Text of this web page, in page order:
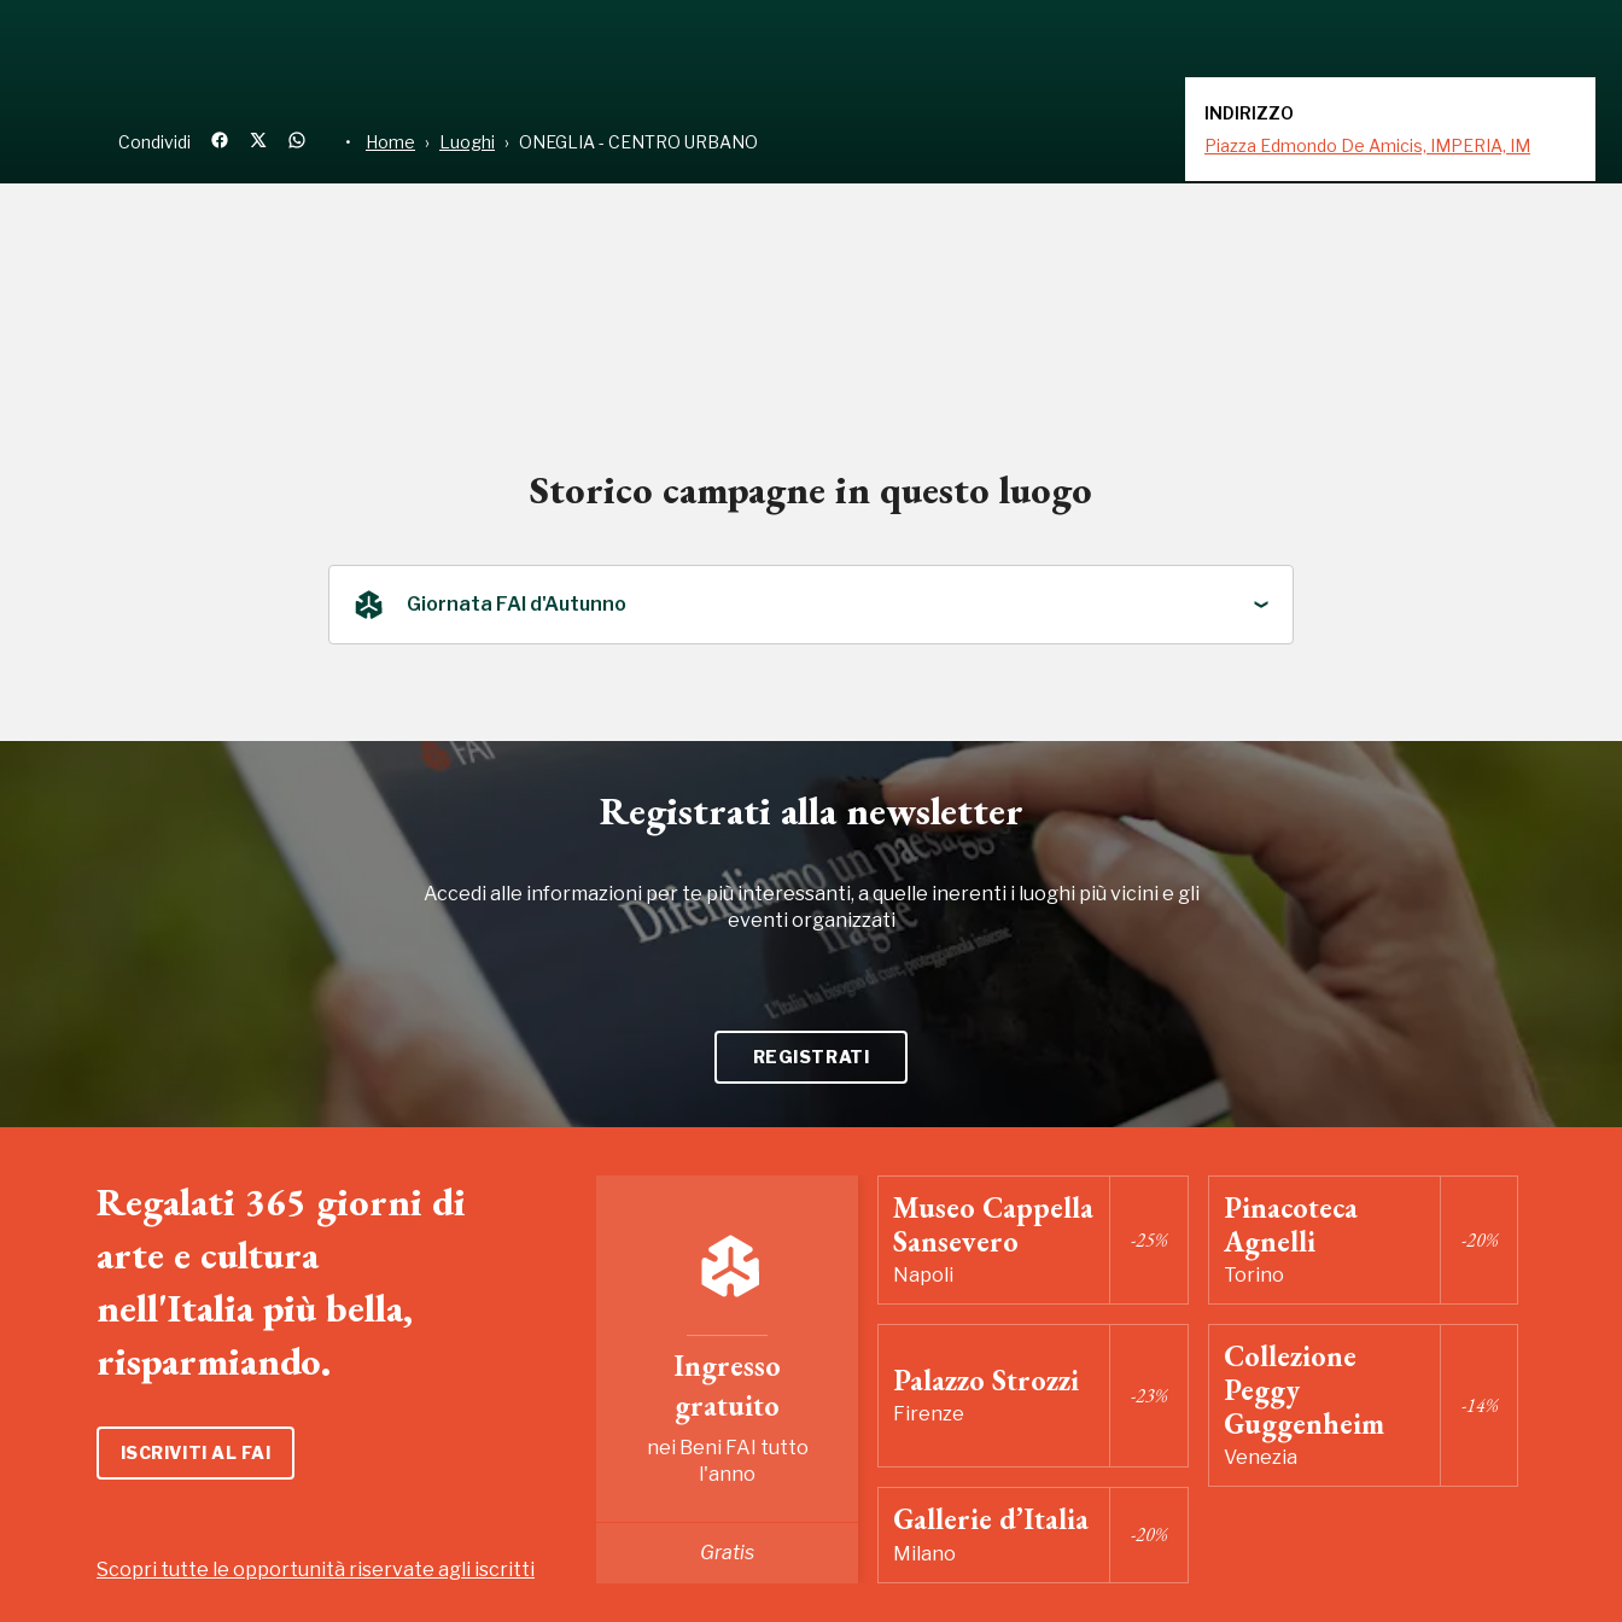
Condividi Home Luoghi ONEGLIA - CENTRO URBANO
INDIRIZZO
Piazza Edmondo De Amicis, IMPERIA, IM
Storico campagne in questo luogo
Giornata FAI d'Autunno
Registrati alla newsletter
Accedi alle informazioni per te più interessanti, a quelle inerenti i luoghi più vicini e gli
eventi organizzati
REGISTRATI
Regalati 365 giorni di
arte e cultura
nell'Italia più bella,
risparmiando.
ISCRIVITI AL FAI
Scopri tutte le opportunità riservate agli iscritti
Ingresso
gratuito
nei Beni FAI tutto
l'anno
Gratis
Museo Cappella
Sansevero
Napoli
-25%
Pinacoteca
Agnelli
Torino
-20%
Palazzo Strozzi
Firenze
-23%
Collezione
Peggy
Guggenheim
Venezia
-14%
Gallerie d’Italia
Milano
-20%